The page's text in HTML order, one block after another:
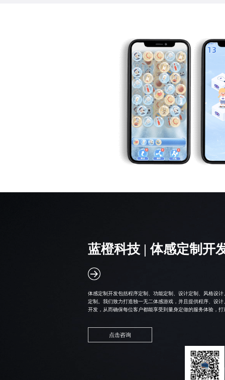
蓝橙科技 |体感定制开
体感定制开发包括程序定制、功能定制、设计定制、风格设
定制。我们致力打造独一无二体感游戏，并且提供程序、设
开发，从而确保每位客户都能享受到量身定做的服务体验，
点击咨询